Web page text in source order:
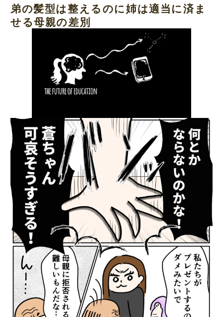
弟の髪型は整えるのに姉は適当に済ま
せる母親の差別